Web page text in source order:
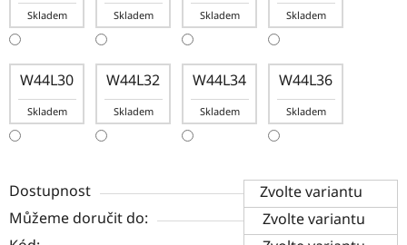
Skladem Skladem Skladem Skladem
W44L30
Skladem
W44L32
Skladem
W44L34
Skladem
W44L36
Skladem
Dostupnost
Zvolte variantu
Můžeme doručit do:
Zvolte variantu